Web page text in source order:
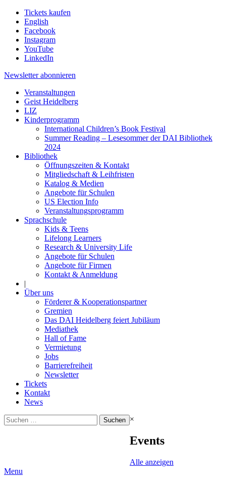
Tickets kaufen
English
Facebook
Instagram
YouTube
LinkedIn
Newsletter abonnieren
Veranstaltungen
Geist Heidelberg
LIZ
Kinderprogramm
International Children’s Book Festival
Summer Reading – Lesesommer der DAI Bibliothek
2024
Bibliothek
Öffnungszeiten & Kontakt
Mitgliedschaft & Leihfristen
Katalog & Medien
Angebote für Schulen
US Election Info
Veranstaltungsprogramm
Sprachschule
Kids & Teens
Lifelong Learners
Research & University Life
Angebote für Schulen
Angebote für Firmen
Kontakt & Anmeldung
|
Über uns
Förderer & Kooperationspartner
Gremien
Das DAI Heidelberg feiert Jubiläum
Mediathek
Hall of Fame
Vermietung
Jobs
Barrierefreiheit
Newsletter
Tickets
Kontakt
News
Suchen
nach:
×
Events
Alle anzeigen
Menu